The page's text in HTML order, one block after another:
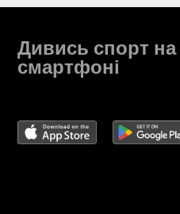
Дивись спорт
смартфоні